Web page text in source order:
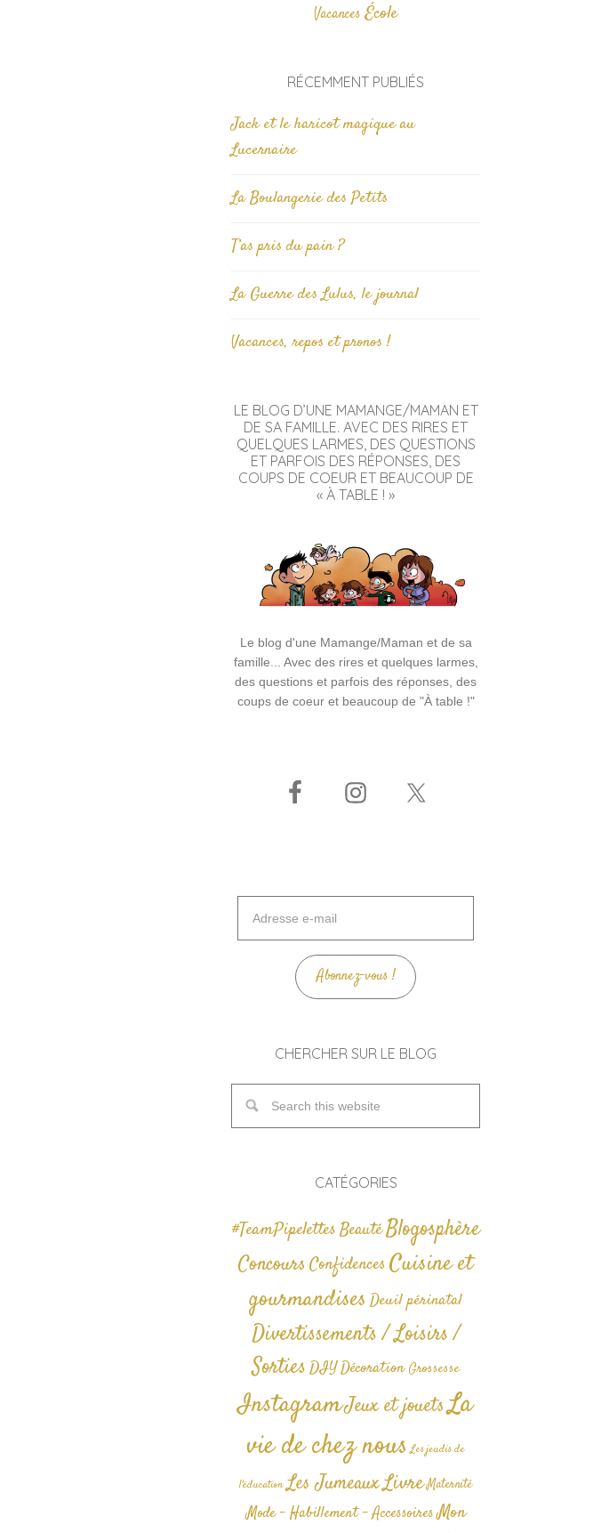
Vacances École
RÉCEMMENT PUBLIÉS
Jack et le haricot magique au
Lucernaire
La Boulangerie des Petits
T’as pris du pain ?
La Guerre des Lulus, le journal
Vacances, repos et pronos !
LE BLOG D’UNE MAMANGE/MAMAN ET
DE SA FAMILLE. AVEC DES RIRES ET
QUELQUES LARMES, DES QUESTIONS
ET PARFOIS DES RÉPONSES, DES
COUPS DE COEUR ET BEAUCOUP DE
« À TABLE ! »
Le blog d'une Mamange/Maman et de sa
famille... Avec des rires et quelques larmes,
des questions et parfois des réponses, des
coups de coeur et beaucoup de "À table !"
mail
Abonnez-vous !
CHERCHER SUR LE BLOG
CATÉGORIES
#TeamPipelettesBeautéBlogosphère
ConcoursConfidences Cuisine et
gourmandises Deuil périnatal
Divertissements / Loisirs /
SortiesDIYDécoration Grossesse
InstagramJeux et jouetsLa
vie de chez nous Les jeudis de
l'éducation Les JumeauxLivre Maternité
Mode - Habillement - AccessoiresMon